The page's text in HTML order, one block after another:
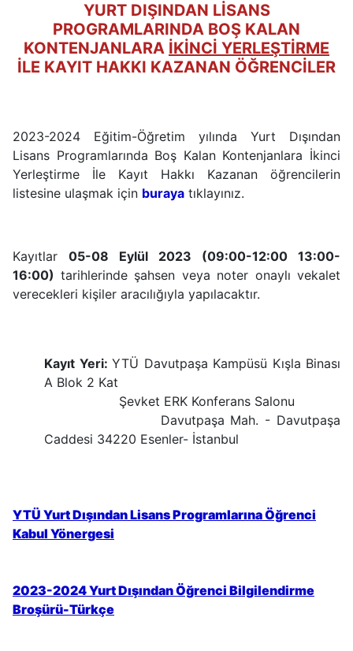
YURT DIŞINDAN LİSANS
PROGRAMLARINDA BOŞ KALAN
KONTENJANLARA İKİNCİ YERLEŞTİRME
İLE KAYIT HAKKI KAZANAN ÖĞRENCİLER
2023-2024 Eğitim-Öğretim yılında Yurt Dışından
Lisans Programlarında Boş Kalan Kontenjanlara İkinci
Yerleştirme İle Kayıt Hakkı Kazanan öğrencilerin
listesine ulaşmak için buraya tıklayınız.
Kayıtlar 05-08 Eylül 2023 (09:00-12:00 13:00-
16:00) tarihlerinde şahsen veya noter onaylı vekalet
verecekleri kişiler aracılığıyla yapılacaktır.
Kayıt Yeri: YTÜ Davutpaşa Kampüsü Kışla Binası
A Blok 2 Kat
Şevket ERK Konferans Salonu
Davutpaşa Mah. - Davutpaşa
Caddesi 34220 Esenler- İstanbul
YTÜ Yurt Dışından Lisans Programlarına Öğrenci
Kabul Yönergesi
2023-2024 Yurt Dışından Öğrenci Bilgilendirme
Broşürü-Türkçe